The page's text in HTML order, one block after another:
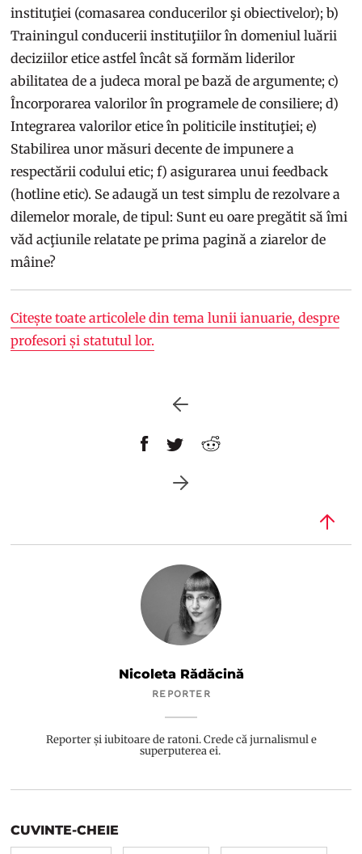
instituţiei (comasarea conducerilor şi obiectivelor); b)
Trainingul conducerii instituţiilor în domeniul luării
deciziilor etice astfel încât să formăm liderilor
abilitatea de a judeca moral pe bază de argumente; c)
Încorporarea valorilor în programele de consiliere; d)
Integrarea valorilor etice în politicile instituţiei; e)
Stabilirea unor măsuri decente de impunere a
respectării codului etic; f) asigurarea unui feedback
(hotline etic). Se adaugă un test simplu de rezolvare a
dilemelor morale, de tipul: Sunt eu oare pregătit să îmi
văd acţiunile relatate pe prima pagină a ziarelor de
mâine?
Citește toate articolele din tema lunii ianuarie, despre
profesori și statutul lor.
Nicoleta Rădăcină
REPORTER
Reporter și iubitoare de ratoni. Crede că jurnalismul e
superputerea ei.
CUVINTE-CHEIE